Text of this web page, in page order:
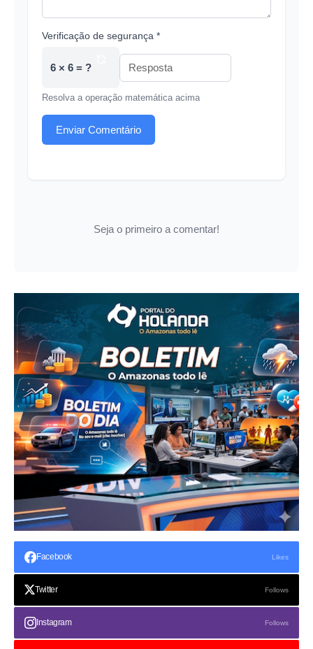
Verificação de segurança *
6 × 6 = ?
Resolva a operação matemática acima
Enviar Comentário
Seja o primeiro a comentar!
Facebook Likes
Twitter Follows
Instagram Follows